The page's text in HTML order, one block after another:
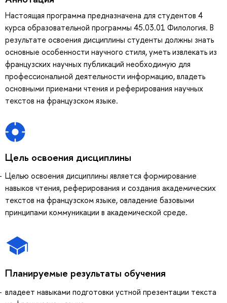
Настоящая программа предназначена для студентов 4
курса образовательной программы 45.03.01 Филология. В
результате освоения дисциплины студенты должны знать
основные особенности научного стиля, уметь извлекать из
французских научных публикаций необходимую для
профессиональной деятельности информацию, владеть
основными приемами чтения и реферирования научных
текстов на французском языке.
Цель освоения дисциплины
Целью освоения дисциплины является формирование
навыков чтения, реферирования и создания академических
текстов на французском языке, овладение базовыми
принципами коммуникации в академической среде.
Планируемые результаты обучения
владеет навыками подготовки устной презентации текста